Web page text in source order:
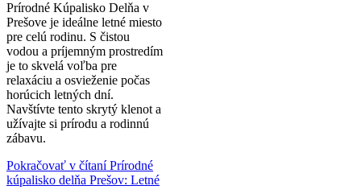
Prírodné Kúpalisko Delňa v
Prešove je ideálne letné miesto
pre celú rodinu. S čistou
vodou a príjemným prostredím
je to skvelá voľba pre
relaxáciu a osvieženie počas
horúcich letných dní.
Navštívte tento skrytý klenot a
užívajte si prírodu a rodinnú
zábavu.
Pokračovať v čítaníPrírodné
kúpalisko delňa Prešov: Letné